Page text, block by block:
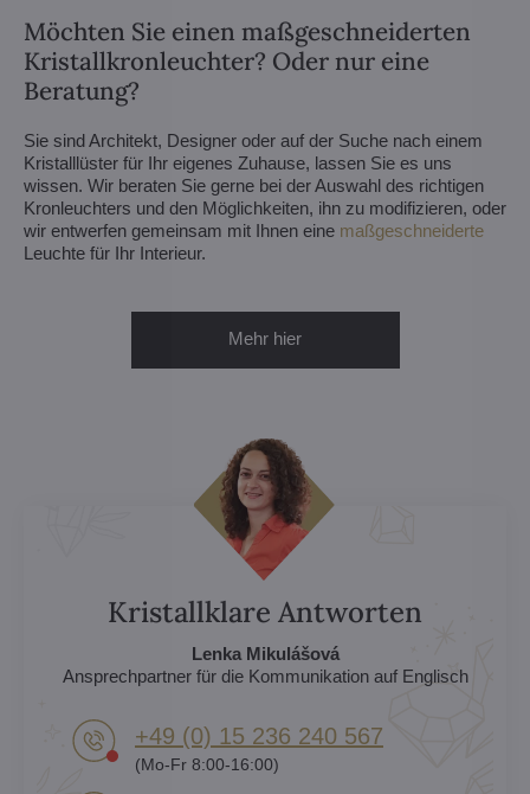
Möchten Sie einen maßgeschneiderten
Kristallkronleuchter? Oder nur eine
Beratung?
Sie sind Architekt, Designer oder auf der Suche nach einem
Kristalllüster für Ihr eigenes Zuhause, lassen Sie es uns
wissen. Wir beraten Sie gerne bei der Auswahl des richtigen
Kronleuchters und den Möglichkeiten, ihn zu modifizieren, oder
wir entwerfen gemeinsam mit Ihnen eine maßgeschneiderte
Leuchte für Ihr Interieur.
Mehr hier
Kristallklare Antworten
Lenka Mikulášová
Ansprechpartner für die Kommunikation auf Englisch
+49 (0) 15 236 240 567
(Mo-Fr 8:00-16:00)